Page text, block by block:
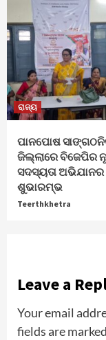
ରାଜ୍ୟ
ପାନପୋଷ
ଜିଲ୍ଲାରେ ବିଜେପିର
ସଦସ୍ୟତା ଅଭିଯାନର
ଶୁଭାରମ୍ଭ
Teerthkhetra
Leave a
Your email
fields are marked